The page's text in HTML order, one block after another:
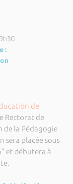
:
de
Rectorat de
de la Pédagogie
sera placée sous
et débutera à